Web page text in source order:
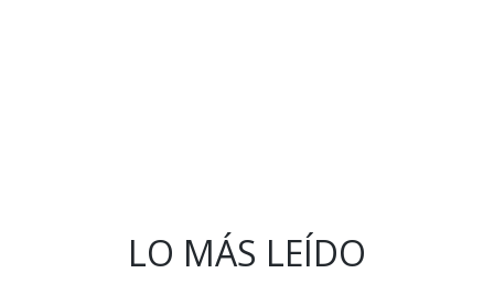
LO MÁS LEÍDO